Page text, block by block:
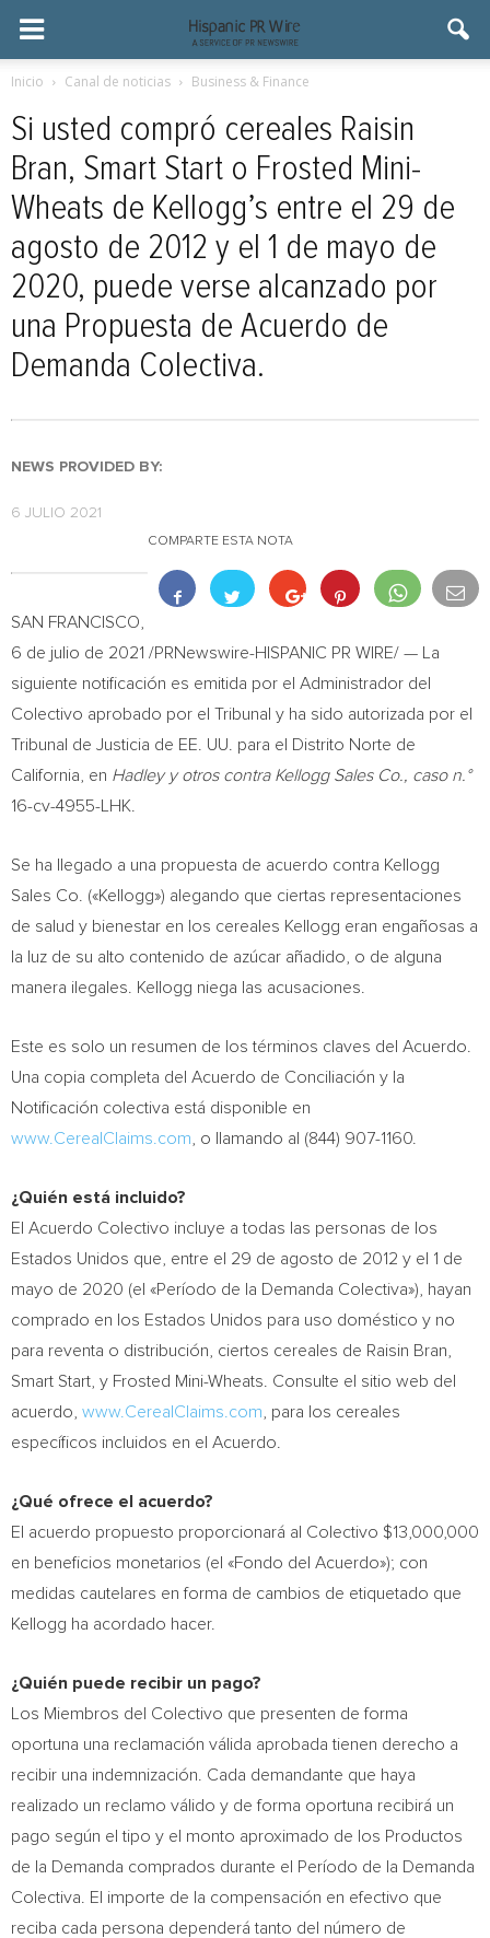
Inicio Canal de noticias Business & Finance
Si usted compró cereales Raisin
Bran, Smart Start o Frosted Mini-
Wheats de Kellogg’s entre el 29 de
agosto de 2012 y el 1 de mayo de
2020, puede verse alcanzado por
una Propuesta de Acuerdo de
Demanda Colectiva.
NEWS PROVIDED BY:
6 JULIO 2021
COMPARTE ESTA NOTA
SAN FRANCISCO
6 de julio de 2021 /PRNewswire-HISPANIC PR WIRE/ — La
siguiente notificación es emitida por el Administrador del
Colectivo aprobado por el Tribunal y ha sido autorizada por el
Tribunal de Justicia de EE. UU. para el Distrito Norte de
California , en Hadley y otros contra Kellogg Sales Co., caso n.°
16-cv-4955-LHK.
Se ha llegado a una propuesta de acuerdo contra Kellogg
Sales Co. («Kellogg») alegando que ciertas representaciones
de salud y bienestar en los cereales Kellogg eran engañosas a
la luz de su alto contenido de azúcar añadido, o de alguna
manera ilegales. Kellogg niega las acusaciones.
Este es solo un resumen de los términos claves del Acuerdo.
Una copia completa del Acuerdo de Conciliación y la
Notificación colectiva está disponible en
www.CerealClaims.com , o llamando al (844) 907-1160.
¿Quién está incluido?
El Acuerdo Colectivo incluye a todas las personas de los
Estados Unidos que, entre el 29 de agosto de 2012 y el 1 de
mayo de 2020 (el «Período de la Demanda Colectiva»), hayan
comprado en los Estados Unidos para uso doméstico y no
para reventa o distribución, ciertos cereales de Raisin Bran,
Smart Start, y Frosted Mini-Wheats. Consulte el sitio web del
acuerdo, www.CerealClaims.com , para los cereales
específicos incluidos en el Acuerdo.
¿Qué ofrece el acuerdo?
El acuerdo propuesto proporcionará al Colectivo $13,000,000
en beneficios monetarios (el «Fondo del Acuerdo»); con
medidas cautelares en forma de cambios de etiquetado que
Kellogg ha acordado hacer.
¿Quién puede recibir un pago?
Los Miembros del Colectivo que presenten de forma
oportuna una reclamación válida aprobada tienen derecho a
recibir una indemnización. Cada demandante que haya
realizado un reclamo válido y de forma oportuna recibirá un
pago según el tipo y el monto aproximado de los Productos
de la Demanda comprados durante el Período de la Demanda
Colectiva. El importe de la compensación en efectivo que
reciba cada persona dependerá tanto del número de